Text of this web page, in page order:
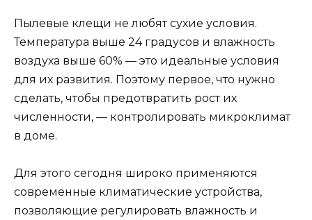
Пылевые клещи не любят сухие условия.
Температура выше 24 градусов и влажность
воздуха выше 60% — это идеальные условия
для их развития. Поэтому первое, что нужно
сделать, чтобы предотвратить рост их
численности, — контролировать микроклимат
в доме.
Для этого сегодня широко применяются
современные климатические устройства,
позволяющие регулировать влажность и